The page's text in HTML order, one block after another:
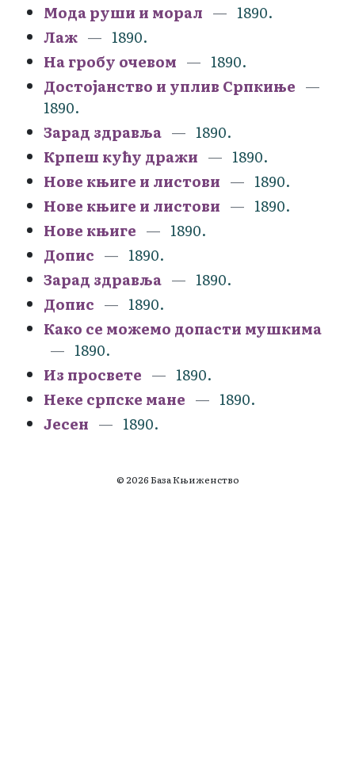
Мода руши и морал
1890.
Лаж
1890.
На гробу очевом
1890.
Достојанство и уплив Српкиње
1890.
Зарад здравља
1890.
Крпеш кућу дражи
1890.
Нове књиге и листови
1890.
Нове књиге и листови
1890.
Нове књиге
1890.
Допис
1890.
Зарад здравља
1890.
Допис
1890.
Како се можемо допасти мушкима
1890.
Из просвете
1890.
Неке српске мане
1890.
Јесен
1890.
© 2026 База Књиженство